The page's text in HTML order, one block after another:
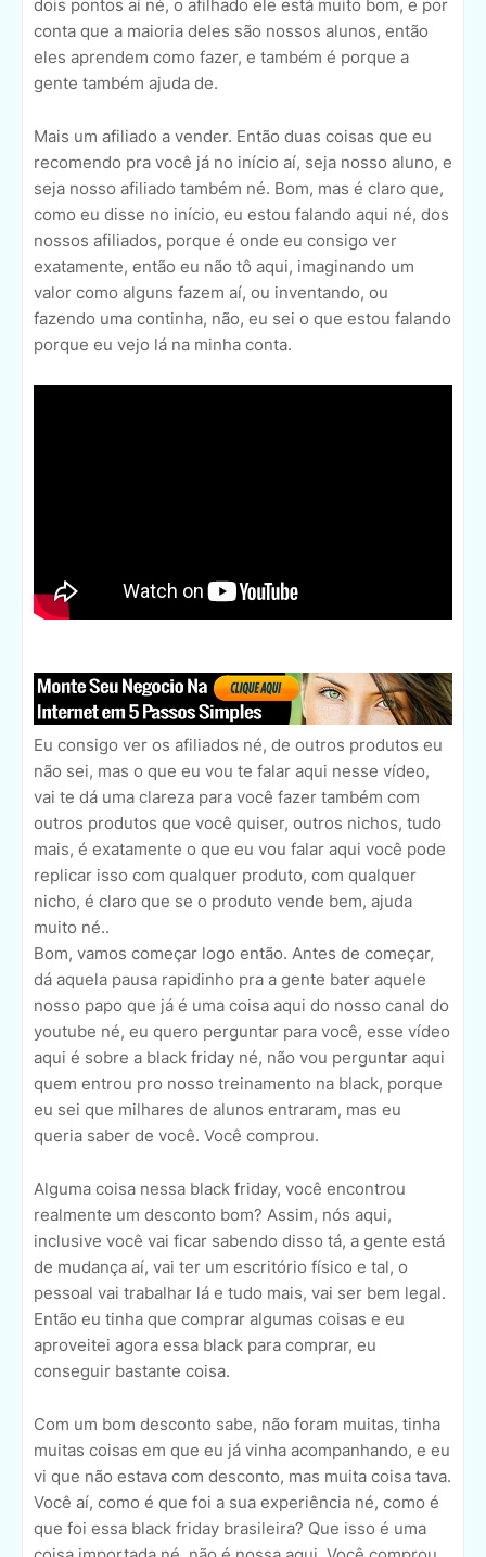
dois pontos aí né, o afilhado ele está muito bom, e por
conta que a maioria deles são nossos alunos, então
eles aprendem como fazer, e também é porque a
gente também ajuda de.
Mais um afiliado a vender. Então duas coisas que eu
recomendo pra você já no início aí, seja nosso aluno, e
seja nosso afiliado também né. Bom, mas é claro que,
como eu disse no início, eu estou falando aqui né, dos
nossos afiliados, porque é onde eu consigo ver
exatamente, então eu não tô aqui, imaginando um
valor como alguns fazem aí, ou inventando, ou
fazendo uma continha, não, eu sei o que estou falando
porque eu vejo lá na minha conta.
Eu consigo ver os afiliados né, de outros produtos eu
não sei, mas o que eu vou te falar aqui nesse vídeo,
vai te dá uma clareza para você fazer também com
outros produtos que você quiser, outros nichos, tudo
mais, é exatamente o que eu vou falar aqui você pode
replicar isso com qualquer produto, com qualquer
nicho, é claro que se o produto vende bem, ajuda
muito né..
Bom, vamos começar logo então. Antes de começar,
dá aquela pausa rapidinho pra a gente bater aquele
nosso papo que já é uma coisa aqui do nosso canal do
youtube né, eu quero perguntar para você, esse vídeo
aqui é sobre a black friday né, não vou perguntar aqui
quem entrou pro nosso treinamento na black, porque
eu sei que milhares de alunos entraram, mas eu
queria saber de você. Você comprou.
Alguma coisa nessa black friday, você encontrou
realmente um desconto bom? Assim, nós aqui,
inclusive você vai ficar sabendo disso tá, a gente está
de mudança aí, vai ter um escritório físico e tal, o
pessoal vai trabalhar lá e tudo mais, vai ser bem legal.
Então eu tinha que comprar algumas coisas e eu
aproveitei agora essa black para comprar, eu
conseguir bastante coisa.
Com um bom desconto sabe, não foram muitas, tinha
muitas coisas em que eu já vinha acompanhando, e eu
vi que não estava com desconto, mas muita coisa tava.
Você aí, como é que foi a sua experiência né, como é
que foi essa black friday brasileira? Que isso é uma